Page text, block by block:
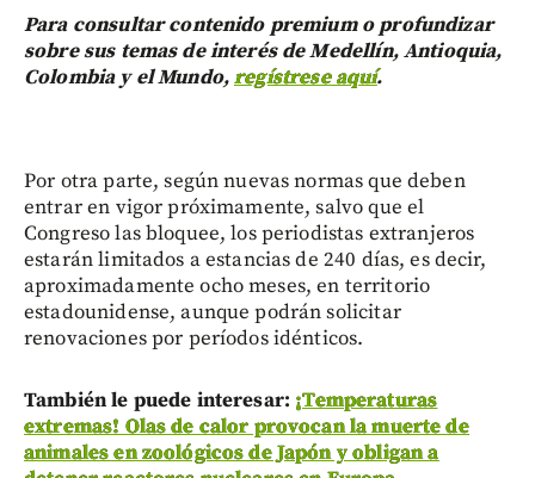
Para consultar contenido premium o profundizar
sobre sus temas de interés de Medellín, Antioquia,
Colombia y el Mundo,regístrese aquí.
Por otra parte, según nuevas normas que deben
entrar en vigor próximamente, salvo que el
Congreso las bloquee, los periodistas extranjeros
estarán limitados a estancias de 240 días, es decir,
aproximadamente ocho meses, en territorio
estadounidense, aunque podrán solicitar
renovaciones por períodos idénticos.
También le puede interesar: ¡Temperaturas
extremas! Olas de calor provocan la muerte de
animales en zoológicos de Japón y obligan a